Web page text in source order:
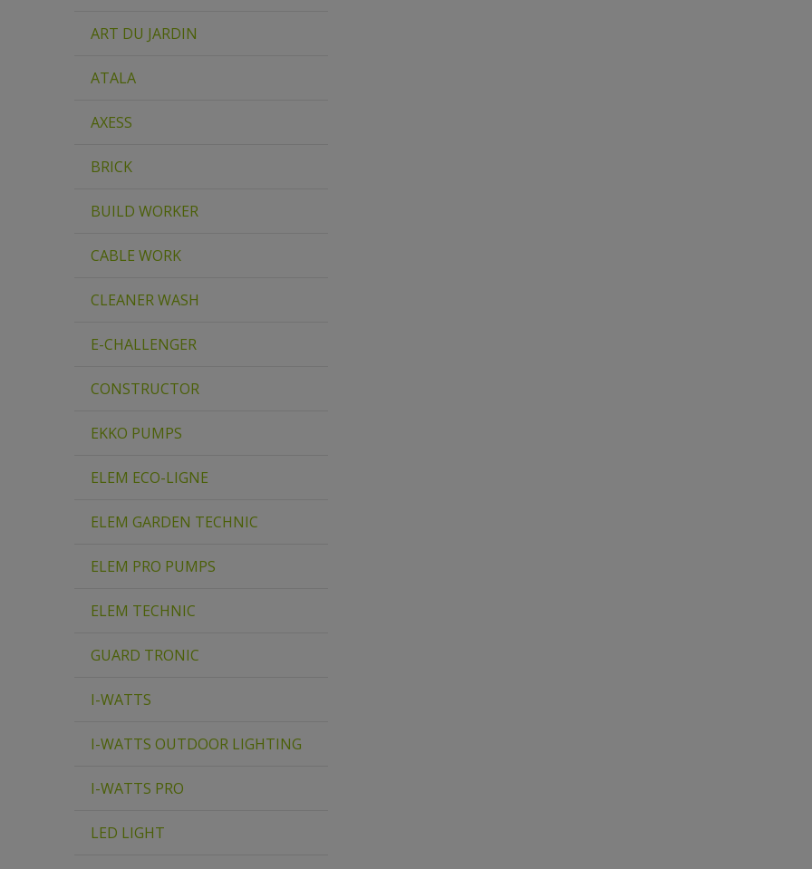
ART DU JARDIN
ATALA
AXESS
BRICK
BUILD WORKER
CABLE WORK
CLEANER WASH
E-CHALLENGER
CONSTRUCTOR
EKKO PUMPS
ELEM ECO-LIGNE
ELEM GARDEN TECHNIC
ELEM PRO PUMPS
ELEM TECHNIC
GUARD TRONIC
I-WATTS
I-WATTS OUTDOOR LIGHTING
I-WATTS PRO
LED LIGHT